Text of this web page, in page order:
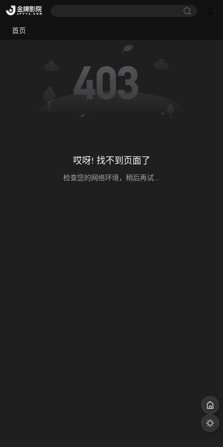
首页
哎呀! 找不到页面了
检查您的网络环境，稍后再试...